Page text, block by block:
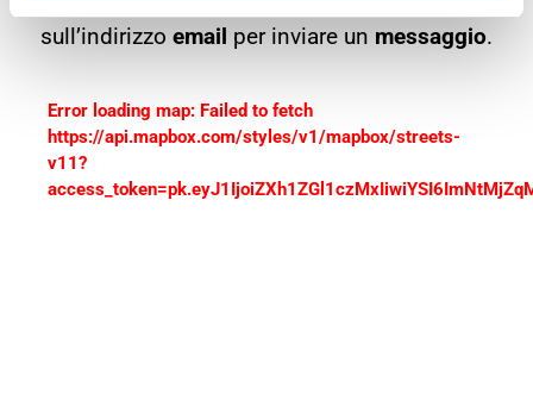
sull’indirizzo email per inviare un messaggio.
Error loading map: Failed to fetch
https://api.mapbox.com/styles/v1/mapbox/streets-
v11?